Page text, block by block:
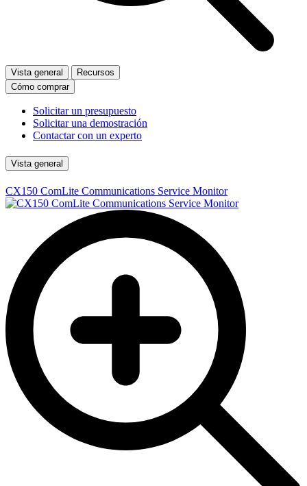
Vista general
Recursos
Cómo comprar
Solicitar un presupuesto
Solicitar una demostración
Contactar con un experto
Vista general
CX150 ComLite Communications Service Monitor